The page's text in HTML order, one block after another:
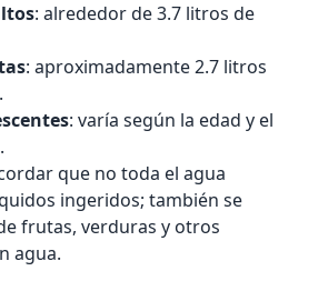
: alrededor de 3.7 litros de
: aproximadamente 2.7 litros
: varía según la edad y el
que no toda el agua
ingeridos; también se
frutas, verduras y otros
agua.